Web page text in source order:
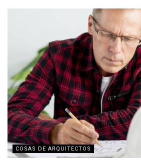
COSAS DE ARQUITECTOS